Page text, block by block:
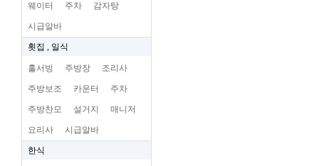
웨이터 주차 감자탕
시급알바
횟집 , 일식
홀서빙 주방장 조리사
주방보조 카운터 주차
주방찬모 설거지 매니저
요리사 시급알바
한식